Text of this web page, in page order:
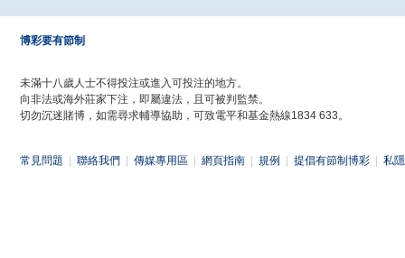
博彩要有節制
未滿十八歲人士不得投注或進入可投注的地方。
向非法或海外莊家下注，即屬違法，且可被判監禁。
切勿沉迷賭博，如需尋求輔導協助，可致電平和基金熱線1834 633。
常見問題 聯絡我們 傳媒專用區 網頁指南 規例 提倡有節制博彩 私